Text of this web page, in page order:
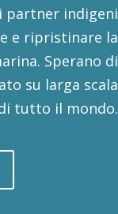
partner indigeni
e ripristinare la
Sperano di
su larga scala
tutto il mondo.